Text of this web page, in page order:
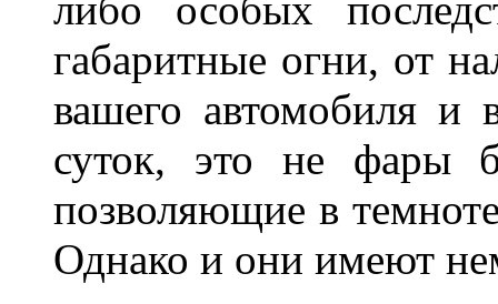
габаритные огни, от
вашего автомобиля и
суток, это не фары
позволяющие в
Однако и они имеют